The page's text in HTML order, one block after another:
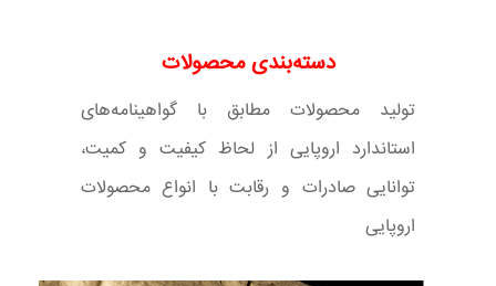
دسته‌بندی محصولات
تولید محصولات مطابق با گواهینامه‌های
استاندارد اروپایی از لحاظ کیفیت و کمیت،
توانایی صادرات و رقابت با انواع محصولات
اروپایی